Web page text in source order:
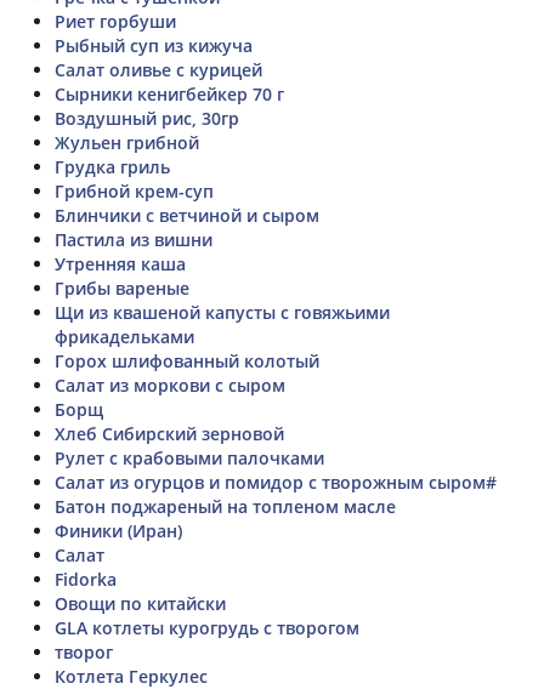
Риет горбуши
Рыбный суп из кижуча
Салат оливье с курицей
Сырники кенигбейкер 70 г
Воздушный рис, 30гр
Жульен грибной
Грудка гриль
Грибной крем-суп
Блинчики с ветчиной и сыром
Пастила из вишни
Утренняя каша
Грибы вареные
Щи из квашеной капусты с говяжьими
фрикадельками
Горох шлифованный колотый
Салат из моркови с сыром
Борщ
Хлеб Сибирский зерновой
Рулет с крабовыми палочками
Салат из огурцов и помидор с творожным сыром#
Батон поджареный на топленом масле
Финики (Иран)
Салат
Fidorka
Овощи по китайски
GLA котлеты курогрудь с творогом
творог
Котлета Геркулес